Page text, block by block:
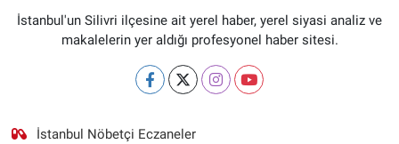
İstanbul'un Silivri ilçesine ait yerel haber, yerel siyasi analiz ve
makalelerin yer aldığı profesyonel haber sitesi.
İstanbul Nöbetçi Eczaneler